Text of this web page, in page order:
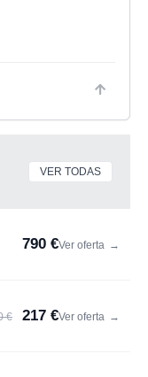
VER TODAS
790 €Ver oferta →
€ 217 €Ver oferta →